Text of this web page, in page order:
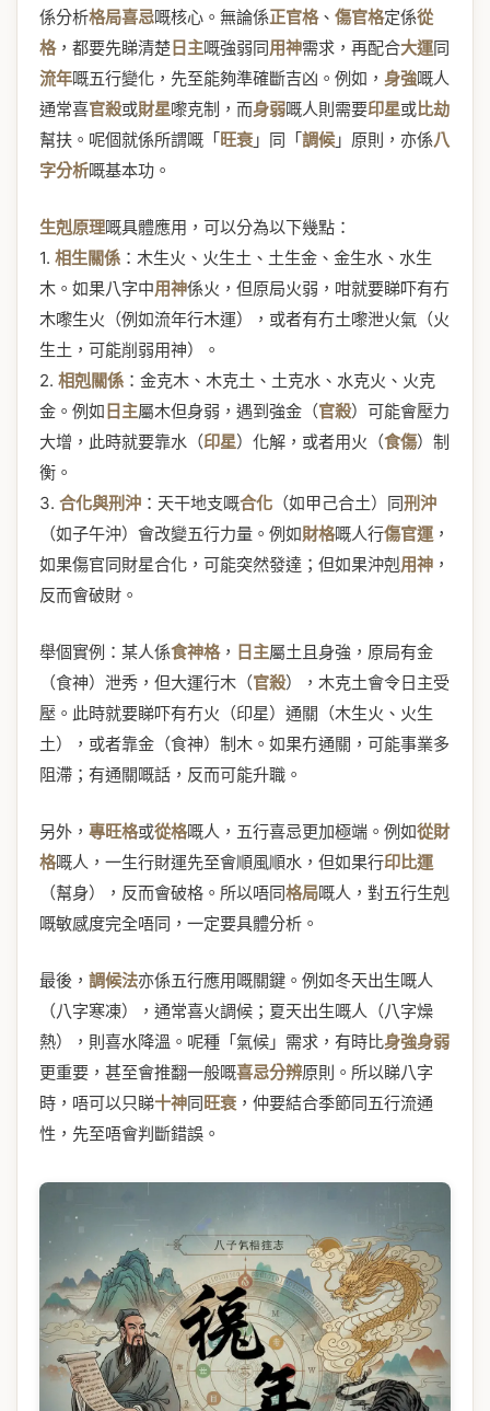
係分析格局喜忌嘅核心。無論係正官格、 傷官格定係從
格，都要先睇清楚 日主嘅強弱同用神需求，再配合大運同
流年嘅五行變化，先至能夠準確斷吉凶。例如， 身強嘅人
通常喜官殺或財星嚟克制，而身弱嘅人則需要印星或比劫
幫扶。呢個就係所謂嘅「 旺衰 」同「 調候 」原則，亦係八
字分析嘅基本功。
生剋原理嘅具體應用，可以分為以下幾點：
1. 相生關係 ：木生火、火生土、土生金、金生水、水生
木。如果八字中用神係火，但原局火弱，咁就要睇吓有冇
木嚟生火（例如流年行木運），或者有冇土嚟泄火氣（火
生土，可能削弱用神）。
2. 相剋關係 ：金克木、木克土、土克水、水克火、火克
金。例如 日主屬木但身弱，遇到強金（官殺）可能會壓力
大增，此時就要靠水（印星）化解，或者用火（食傷）制
衡。
3. 合化與刑沖 ：天干地支嘅合化 （如甲己合土）同刑沖
（如子午沖）會改變五行力量。例如財格嘅人行傷官運 ，
如果傷官同財星合化，可能突然發達；但如果沖剋用神 ，
反而會破財。
舉個實例：某人係食神格， 日主屬土且身強，原局有金
（食神）泄秀，但大運行木（官殺），木克土會令日主受
壓。此時就要睇吓有冇火（印星）通關（木生火、火生
土），或者靠金（食神）制木。如果冇通關，可能事業多
阻滯；有通關嘅話，反而可能升職。
另外， 專旺格或從格嘅人，五行喜忌更加極端。例如從財
格嘅人，一生行財運先至會順風順水，但如果行印比運
（幫身），反而會破格。所以唔同格局嘅人，對五行生剋
嘅敏感度完全唔同，一定要具體分析。
最後， 調候法亦係五行應用嘅關鍵。例如冬天出生嘅人
（八字寒凍），通常喜火調候；夏天出生嘅人（八字燥
熱），則喜水降溫。呢種「氣候」需求，有時比身強身弱
更重要，甚至會推翻一般嘅喜忌分辨原則。所以睇八字
時，唔可以只睇十神同 旺衰 ，仲要結合季節同五行流通
性，先至唔會判斷錯誤。